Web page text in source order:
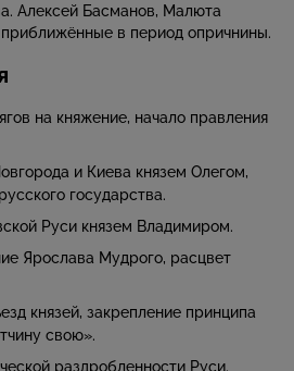
Алексей Басманов, Малюта
в период опричнины.
на княжение, начало правления
и Киева князем Олегом,
государства.
Руси князем Владимиром.
Ярослава Мудрого, расцвет
князей, закрепление принципа
свою».
раздробленности Руси.